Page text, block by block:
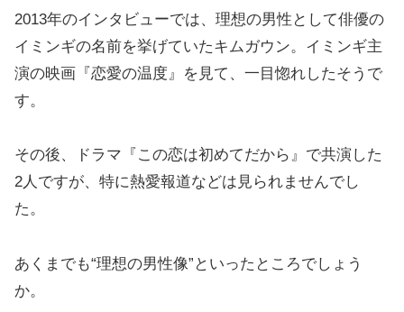
2013年のインタビューでは、理想の男性として俳優の
イミンギの名前を挙げていたキムガウン。イミンギ主
演の映画『恋愛の温度』を見て、一目惚れしたそうで
す。
その後、ドラマ『この恋は初めてだから』で共演した
2人ですが、特に熱愛報道などは見られませんでし
た。
あくまでも“理想の男性像”といったところでしょう
か。